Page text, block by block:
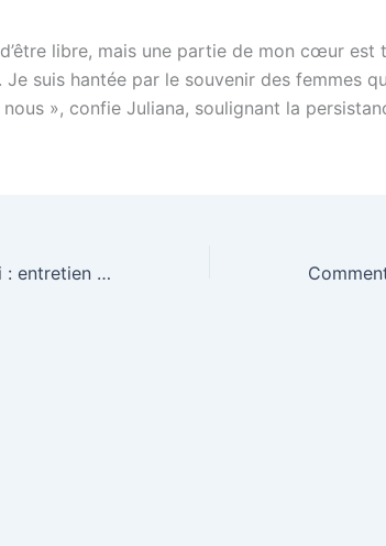
libre, mais une partie de mon cœur est
suis hantée par le souvenir des femmes
», confie Juliana, soulignant la
Science santé au Mali : entretien avec la Dre Dembélé